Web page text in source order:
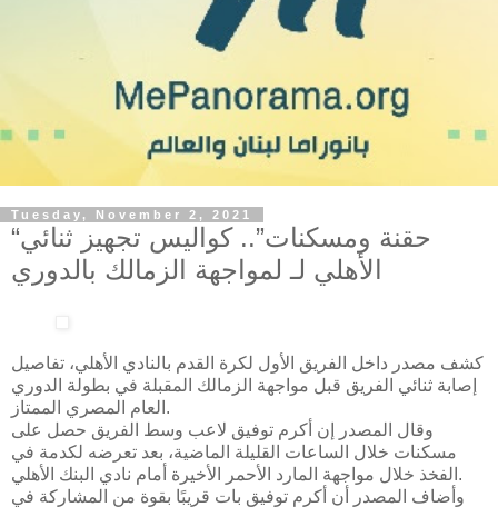
Tuesday, November 2, 2021
“حقنة ومسكنات”.. كواليس تجهيز ثنائي
الأهلي لـ لمواجهة الزمالك بالدوري
كشف مصدر داخل الفريق الأول لكرة القدم بالنادي الأهلي، تفاصيل
إصابة ثنائي الفريق قبل مواجهة الزمالك المقبلة في بطولة الدوري
العام المصري الممتاز.
وقال المصدر إن أكرم توفيق لاعب وسط الفريق حصل على
مسكنات خلال الساعات القليلة الماضية، بعد تعرضه لكدمة في
الفخذ خلال مواجهة المارد الأحمر الأخيرة أمام نادي البنك الأهلي.
وأضاف المصدر أن أكرم توفيق بات قريبًا بقوة من المشاركة في